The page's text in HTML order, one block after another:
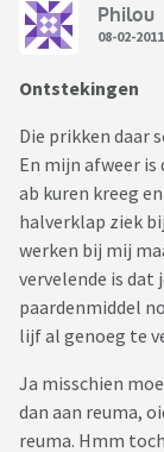
Philou
08-02-2011
Ontstekingen
Die prikken daar
En mijn afweer
ab kuren kreeg
halverklap ziek
werken bij mij
vervelende is dat
paardenmiddel
lijf al genoeg te
Ja misschien
dan aan reuma,
reuma. Hmm